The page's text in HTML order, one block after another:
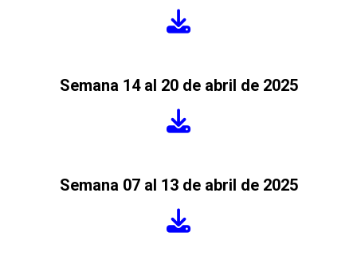
Semana 14 al 20 de abril de 2025
Semana 07 al 13 de abril de 2025